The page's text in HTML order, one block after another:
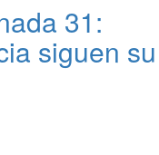
31:
siguen su